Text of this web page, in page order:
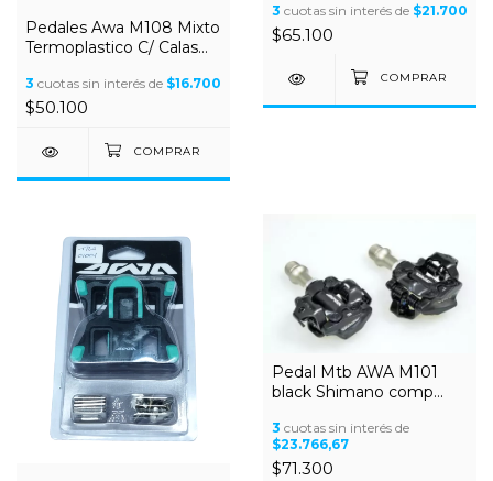
Pedales Awa M108 Mixto
Termoplastico C/ Calas
3 cuotas sin interés de $16.700
$50.100
3 cuotas sin interés de $21.700
$65.100
Pedal Mtb AWA M101
black Shimano comp
3 cuotas sin interés de
$23.766,67
$71.300